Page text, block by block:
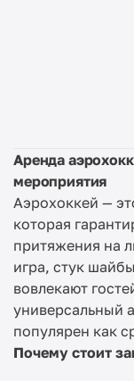
Аренда
мероприятия
Аэрохоккей —
которая
притяжения на
игра, стук
вовлекают
универсальный
популярен как
Почему стоит